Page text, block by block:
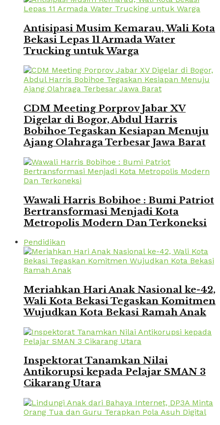
Antisipasi Musim Kemarau, Wali Kota
Bekasi Lepas 11 Armada Water
Trucking untuk Warga
CDM Meeting Porprov Jabar XV
Digelar di Bogor, Abdul Harris
Bobihoe Tegaskan Kesiapan Menuju
Ajang Olahraga Terbesar Jawa Barat
Wawali Harris Bobihoe : Bumi Patriot
Bertransformasi Menjadi Kota
Metropolis Modern Dan Terkoneksi
Pendidikan
Meriahkan Hari Anak Nasional ke-42,
Wali Kota Bekasi Tegaskan Komitmen
Wujudkan Kota Bekasi Ramah Anak
Inspektorat Tanamkan Nilai
Antikorupsi kepada Pelajar SMAN 3
Cikarang Utara